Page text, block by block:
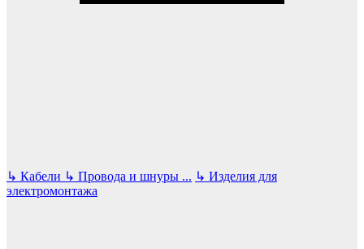
↳ Кабели ↳ Провода и шнуры ... ↳ Изделия для
электромонтажа